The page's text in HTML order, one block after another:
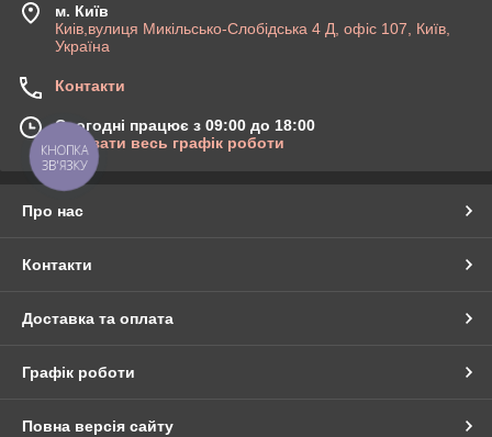
м. Київ
Киів,вулиця Микільсько-Слобідська 4 Д, офіс 107, Київ,
Україна
Контакти
Сьогодні працює з 09:00 до 18:00
Показати весь графік роботи
Про нас
Контакти
Доставка та оплата
Графік роботи
Повна версія сайту
КНОПКА
ЗВ'ЯЗКУ